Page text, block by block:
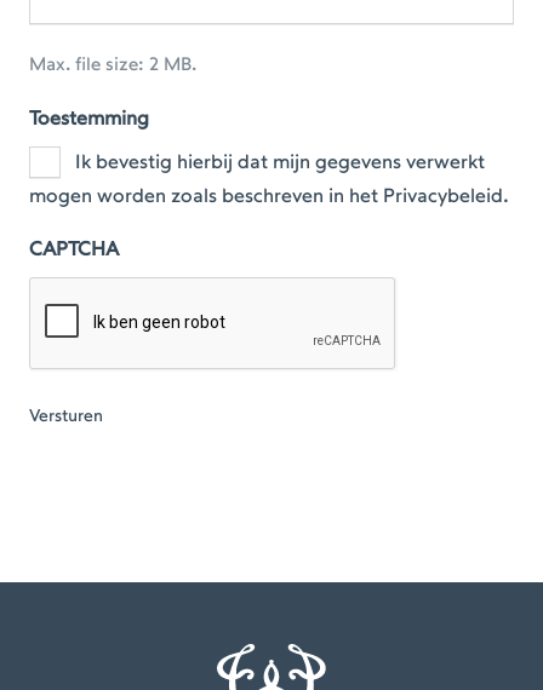
Max. file size: 2 MB.
Toestemming
Ik bevestig hierbij dat mijn gegevens verwerkt
mogen worden zoals beschreven in het Privacybeleid.
CAPTCHA